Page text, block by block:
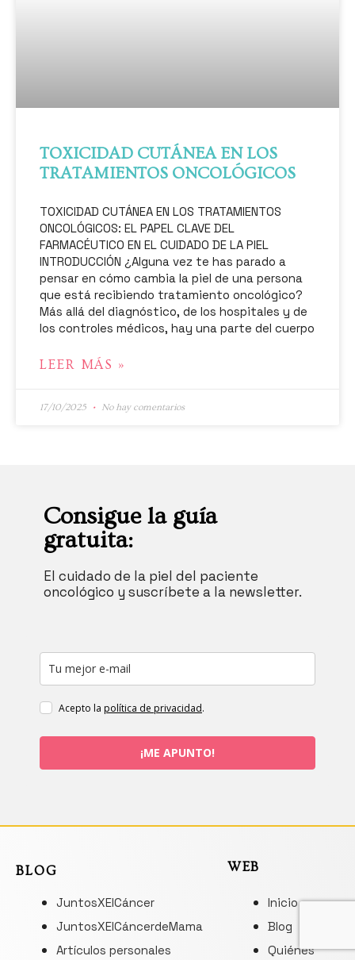
TOXICIDAD CUTÁNEA EN LOS
TRATAMIENTOS ONCOLÓGICOS
TOXICIDAD CUTÁNEA EN LOS TRATAMIENTOS
ONCOLÓGICOS: EL PAPEL CLAVE DEL
FARMACÉUTICO EN EL CUIDADO DE LA PIEL
INTRODUCCIÓN ¿Alguna vez te has parado a
pensar en cómo cambia la piel de una persona
que está recibiendo tratamiento oncológico?
Más allá del diagnóstico, de los hospitales y de
los controles médicos, hay una parte del cuerpo
LEER MÁS »
17/10/2025 No hay comentarios
Consigue la guía
gratuita:
El cuidado de la piel del paciente
oncológico y suscríbete a la newsletter.
Acepto la política de privacidad.
¡ME APUNTO!
BLOG
JuntosXElCáncer
JuntosXElCáncerdeMama
Artículos personales
WEB
Inicio
Blog
Quiénes